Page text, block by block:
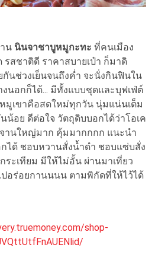
น นินจาชาบูหมูกะทะ ที่คนเมือง
รสชาติดี ราคาสบายเป๋า ก็มาดิ
กันช่วงเย็นจนถึงค่ำ จะนั่งกินฟินใน
นอกก็ได้... มีทั้งแบบชุดและบุฟเฟ่ต์
มูเขาคือสดใหม่ทุกวัน นุ่มแน่นเต็ม
อย ดีต่อใจ วัตถุดิบบอกได้ว่าโอเค
จานใหญ่มาก คุ้มมากกกก แนะนำ
กได้ ชอบหวานสั่งน้ำดำ ชอบแซ่บสั่ง
ะเทียม มีให้ไม่อั้น ผ่านมาเที่ยว
ปอร่อยกานนนน ตามพิกัดที่ให้ไว้ได้
shop-